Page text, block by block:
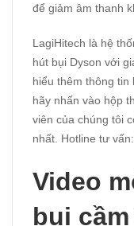
để giảm âm thanh
LagiHitech là hệ
hút bụi Dyson với
hiểu thêm thông tin
hãy nhấn vào hộp
viên của chúng tôi
nhất. Hotline tư
Video
bụi